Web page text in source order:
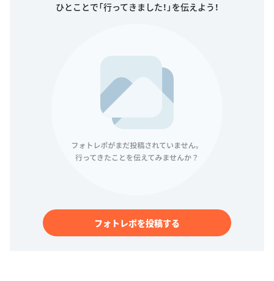
ひとことで「行ってきました！」を伝えよう！
フォトレポを投稿する